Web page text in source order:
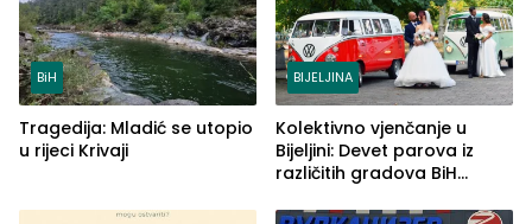
BiH
Tragedija: Mladić se utopio
u rijeci Krivaji
BIJELJINA
Kolektivno vjenčanje u
Bijeljini: Devet parova iz
različitih gradova BiH